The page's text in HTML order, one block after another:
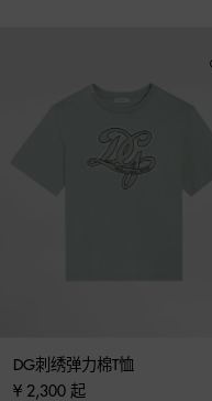
DG刺绣弹力棉T恤
¥ 2,300 起